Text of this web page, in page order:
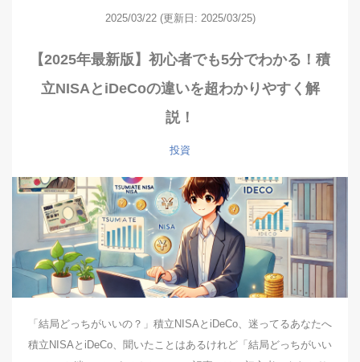
2025/03/22 (更新日: 2025/03/25)
【2025年最新版】初心者でも5分でわかる！積
立NISAとiDeCoの違いを超わかりやすく解
説！
投資
「結局どっちがいいの？」積立NISAとiDeCo、迷ってるあなたへ
積立NISAとiDeCo、聞いたことはあるけれど「結局どっちがいい